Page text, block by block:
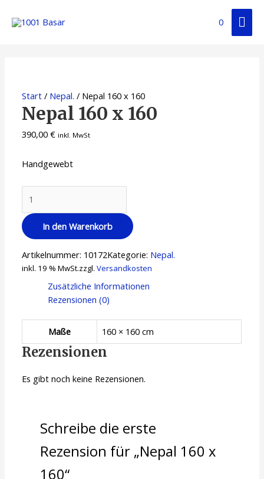
0
Start / Nepal. / Nepal 160 x 160
Nepal 160 x 160
390,00€ inkl. MwSt
Handgewebt
In den Warenkorb
Artikelnummer: 10172Kategorie: Nepal.
inkl. 19 % MwSt.zzgl.Versandkosten
Zusätzliche Informationen
Rezensionen (0)
Maße 160 × 160 cm
Rezensionen
Es gibt noch keine Rezensionen.
Schreibe die erste
Rezension für „Nepal 160 x
160“